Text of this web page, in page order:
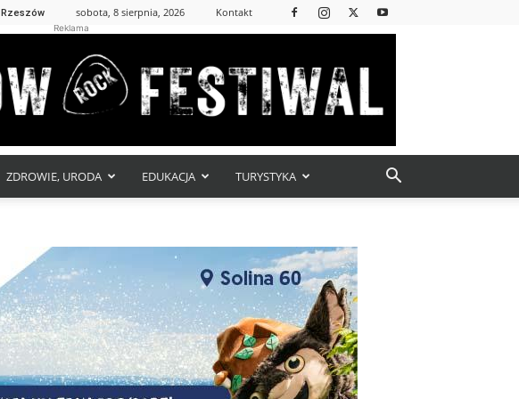
Rzeszów sobota, 8 sierpnia, 2026 Kontakt
Reklama
ZDROWIE, URODA EDUKACJA TURYSTYKA